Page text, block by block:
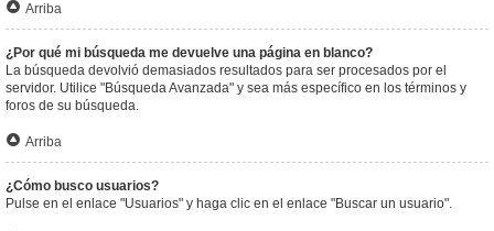
Arriba
¿Por qué mi búsqueda me devuelve una página en blanco?
La búsqueda devolvió demasiados resultados para ser procesados por el
servidor. Utilice "Búsqueda Avanzada" y sea más específico en los términos y
foros de su búsqueda.
Arriba
¿Cómo busco usuarios?
Pulse en el enlace "Usuarios" y haga clic en el enlace "Buscar un usuario".